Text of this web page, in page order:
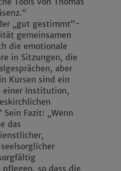
„gut gestimmt“-
gemeinsamen
die emotionale
in Sitzungen, die
aber
Kursen sind ein
einer Institution,
Fazit: „Wenn
das
so dass die